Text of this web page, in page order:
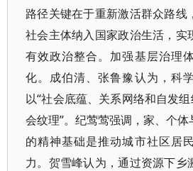
路径关键在于重新激活群众路线
社会主体纳入国家政治生活，实
有效政治整合。加强基层治理
化。成伯清、张鲁豫认为，科
以“社会底蕴、关系网络和自发
会纹理”。纪莺莺强调，家、个
的精神基础是推动城市社区居
力。贺雪峰认为，通过资源下乡